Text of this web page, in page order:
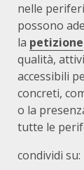
nelle
possono
la petizione
qualità,
accessibili
concreti,
o la
tutte le
condividi su: